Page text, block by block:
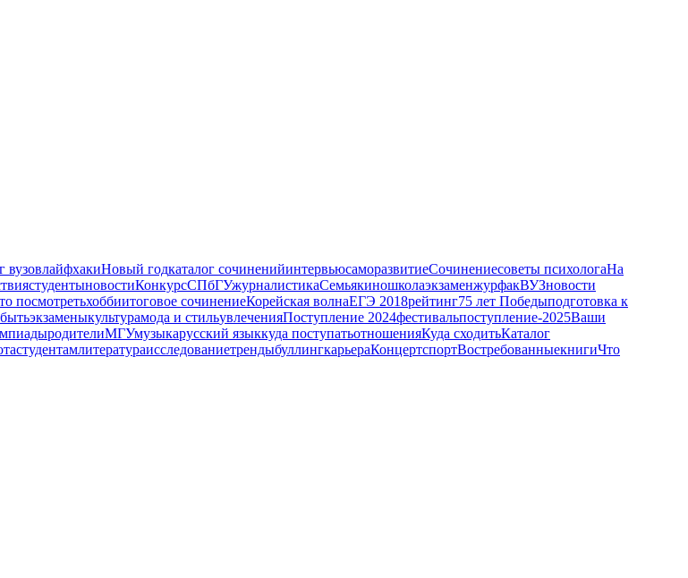
вузовлайфхакиНовый годкаталог сочиненийинтервьюсаморазвитиеСочинениесоветы психологаНа
студентыновостиКонкурсСПбГУжурналистикаСемьякиношколаэкзаменжурфакВУЗновости
посмотретьхоббиитоговое сочинениеКорейская волнаЕГЭ 2018рейтинг75 лет Победыподготовка к
экзаменыкультурамода и стильувлеченияПоступление 2024фестивальпоступление-2025Ваши
родителиМГУмузыкарусский языккуда поступатьотношенияКуда сходитьКаталог
студентамлитератураисследованиетрендыбуллингкарьераКонцертспортВостребованныекнигиЧто